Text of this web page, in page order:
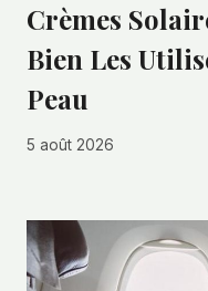
Crèmes
Bien Les
Peau
5 août 2026